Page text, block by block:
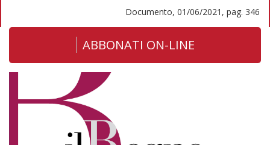
Documento, 01/06/2021, pag. 346
ABBONATI ON-LINE